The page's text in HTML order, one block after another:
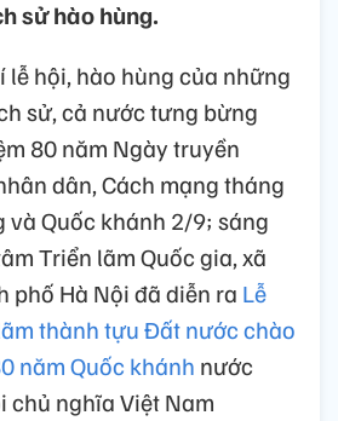
sử hào hùng.
lễ hội, hào hùng của những
sử, cả nước tưng bừng
80 năm Ngày truyền
dân, Cách mạng tháng
và Quốc khánh 2/9; sáng
Triển lãm Quốc gia, xã
phố Hà Nội đã diễn ra Lễ
thành tựu Đất nước chào
năm Quốc khánh nước
chủ nghĩa Việt Nam